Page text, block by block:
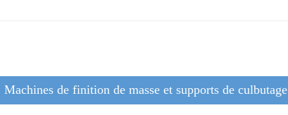
Machines de finition de masse et supports de culbutage